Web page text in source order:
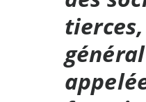
tierces,